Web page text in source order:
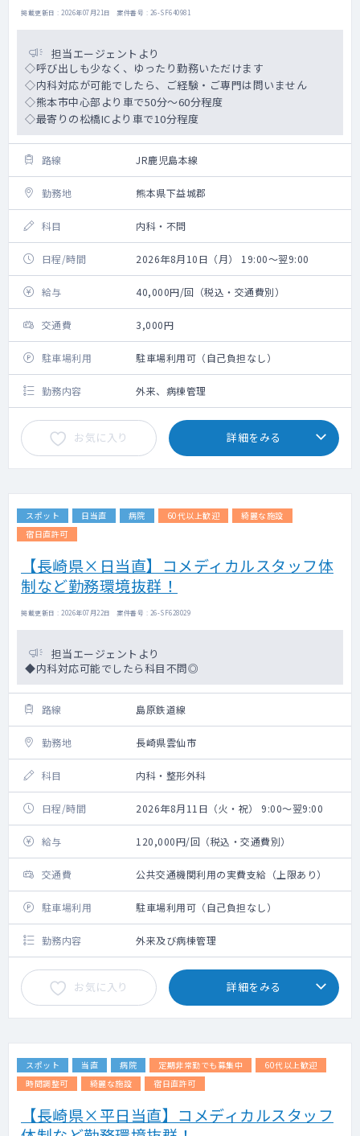
掲載更新日 : 2026年07月21日 案件番号 : 26-SF640981
担当エージェントより
◇呼び出しも少なく、ゆったり勤務いただけます
◇内科対応が可能でしたら、ご経験・ご専門は問いません
◇熊本市中心部より車で50分～60分程度
◇最寄りの松橋ICより車で10分程度
路線 JR鹿児島本線
勤務地 熊本県下益城郡
科目 内科・不問
日程/時間 2026年8月10日（月） 19:00～翌9:00
給与 40,000円/回（税込・交通費別）
交通費 3,000円
駐車場利用 駐車場利用可（自己負担なし）
勤務内容 外来、病棟管理
お気に入り 詳細をみる
スポット 日当直 病院 60代以上歓迎
綺麗な施設
宿日直許可
【長崎県×日当直】コメディカルスタッフ体
制など勤務環境抜群！
掲載更新日 : 2026年07月22日 案件番号 : 26-SF628029
担当エージェントより
◆内科対応可能でしたら科目不問◎
路線 島原鉄道線
勤務地 長崎県雲仙市
科目 内科・整形外科
日程/時間 2026年8月11日（火・祝） 9:00～翌9:00
給与 120,000円/回（税込・交通費別）
交通費 公共交通機関利用の実費支給（上限あり）
駐車場利用 駐車場利用可（自己負担なし）
勤務内容 外来及び病棟管理
お気に入り 詳細をみる
スポット 当直 病院 定期非常勤でも募集中
60代以上歓迎
時間調整可
綺麗な施設 宿日直許可
【長崎県×平日当直】コメディカルスタッフ